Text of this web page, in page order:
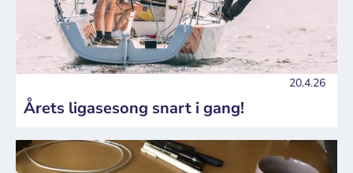
20.4.26
Årets ligasesong snart i gang!